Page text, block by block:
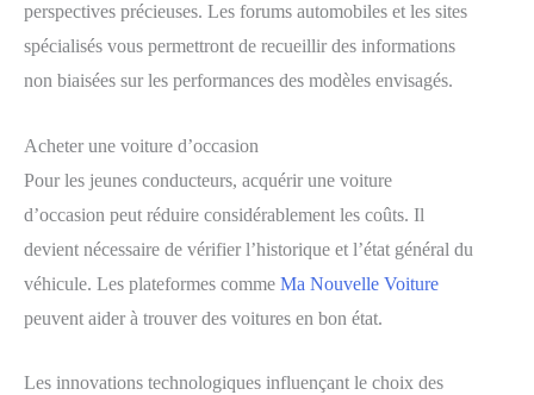
perspectives précieuses. Les forums automobiles et les sites
spécialisés vous permettront de recueillir des informations
non biaisées sur les performances des modèles envisagés.
Acheter une voiture d’occasion
Pour les jeunes conducteurs, acquérir une voiture
d’occasion peut réduire considérablement les coûts. Il
devient nécessaire de vérifier l’historique et l’état général du
véhicule. Les plateformes comme Ma Nouvelle Voiture
peuvent aider à trouver des voitures en bon état.
Les innovations technologiques influençant le choix des